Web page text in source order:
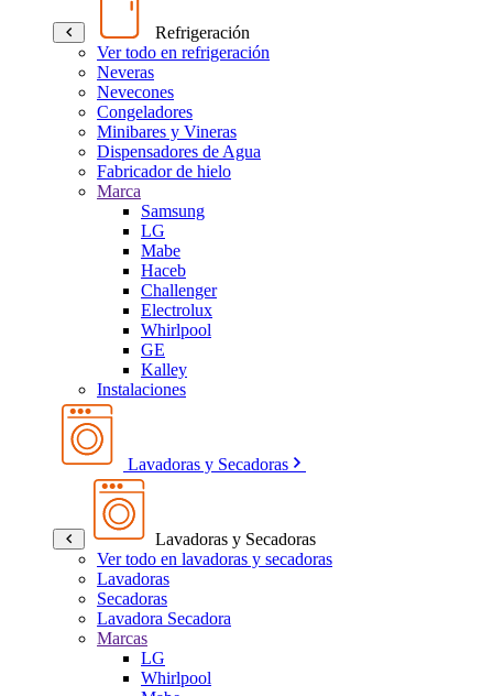
Refrigeración
Ver todo en refrigeración
Neveras
Nevecones
Congeladores
Minibares y Vineras
Dispensadores de Agua
Fabricador de hielo
Marca
Samsung
LG
Mabe
Haceb
Challenger
Electrolux
Whirlpool
GE
Kalley
Instalaciones
Lavadoras y Secadoras
Lavadoras y Secadoras
Ver todo en lavadoras y secadoras
Lavadoras
Secadoras
Lavadora Secadora
Marcas
LG
Whirlpool